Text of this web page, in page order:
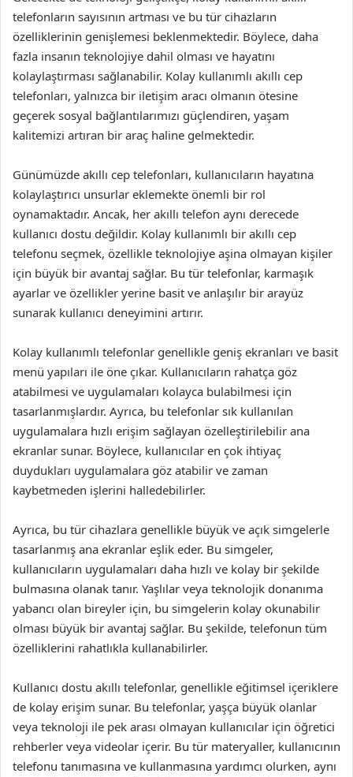
telefonların sayısının artması ve bu tür cihazların
özelliklerinin genişlemesi beklenmektedir. Böylece, daha
fazla insanın teknolojiye dahil olması ve hayatını
kolaylaştırması sağlanabilir. Kolay kullanımlı akıllı cep
telefonları, yalnızca bir iletişim aracı olmanın ötesine
geçerek sosyal bağlantılarımızı güçlendiren, yaşam
kalitemizi artıran bir araç haline gelmektedir.
Günümüzde akıllı cep telefonları, kullanıcıların hayatına
kolaylaştırıcı unsurlar eklemekte önemli bir rol
oynamaktadır. Ancak, her akıllı telefon aynı derecede
kullanıcı dostu değildir. Kolay kullanımlı bir akıllı cep
telefonu seçmek, özellikle teknolojiye aşina olmayan kişiler
için büyük bir avantaj sağlar. Bu tür telefonlar, karmaşık
ayarlar ve özellikler yerine basit ve anlaşılır bir arayüz
sunarak kullanıcı deneyimini artırır.
Kolay kullanımlı telefonlar genellikle geniş ekranları ve basit
menü yapıları ile öne çıkar. Kullanıcıların rahatça göz
atabilmesi ve uygulamaları kolayca bulabilmesi için
tasarlanmışlardır. Ayrıca, bu telefonlar sık kullanılan
uygulamalara hızlı erişim sağlayan özelleştirilebilir ana
ekranlar sunar. Böylece, kullanıcılar en çok ihtiyaç
duydukları uygulamalara göz atabilir ve zaman
kaybetmeden işlerini halledebilirler.
Ayrıca, bu tür cihazlara genellikle büyük ve açık simgelerle
tasarlanmış ana ekranlar eşlik eder. Bu simgeler,
kullanıcıların uygulamaları daha hızlı ve kolay bir şekilde
bulmasına olanak tanır. Yaşlılar veya teknolojik donanıma
yabancı olan bireyler için, bu simgelerin kolay okunabilir
olması büyük bir avantaj sağlar. Bu şekilde, telefonun tüm
özelliklerini rahatlıkla kullanabilirler.
Kullanıcı dostu akıllı telefonlar, genellikle eğitimsel içeriklere
de kolay erişim sunar. Bu telefonlar, yaşça büyük olanlar
veya teknoloji ile pek arası olmayan kullanıcılar için öğretici
rehberler veya videolar içerir. Bu tür materyaller, kullanıcının
telefonu tanımasına ve kullanmasına yardımcı olurken, aynı